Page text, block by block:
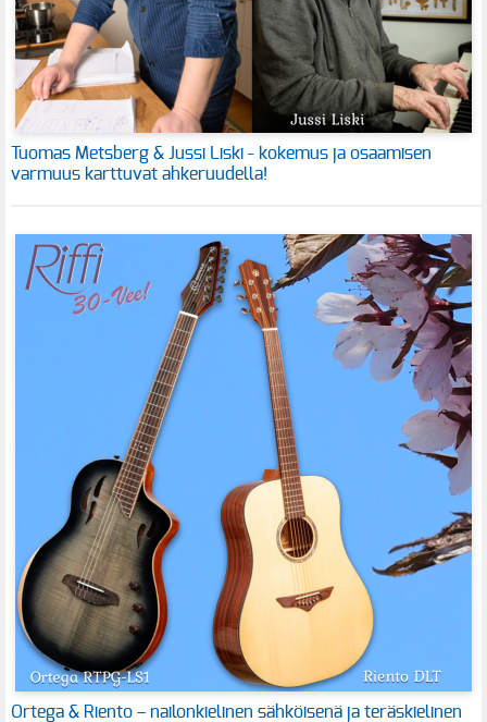
Tuomas Metsberg & Jussi Liski - kokemus ja osaamisen
varmuus karttuvat ahkeruudella!
Ortega & Riento – nailonkielinen sähköisenä ja teräskielinen